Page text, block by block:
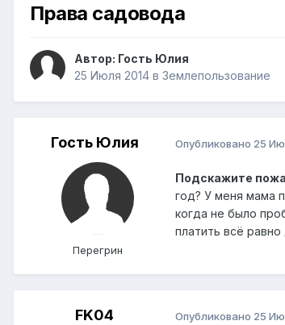
Права садовода
Автор: Гость Юлия
25 Июля 2014 в Землепользование
Гость Юлия
Перегрин
Опубликовано 25
Подскажите
год? У меня мама
когда не было
платить всё
FK04 Опубликовано 25